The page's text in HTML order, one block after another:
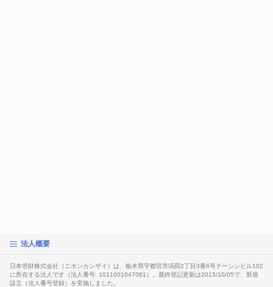
法人概要
日本管財株式会社（ニホンカンザイ）は、栃木県宇都宮市塙田2丁目3番6号テーシンビル102
に所在する法人です（法人番号: 1011001047061）。最終登記更新は2015/10/05で、新規
設立（法人番号登録）を実施しました。